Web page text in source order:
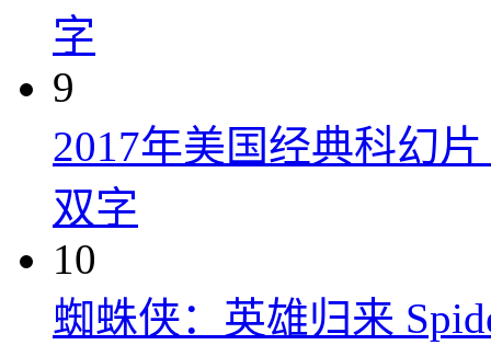
字
9
2017年美国经典科幻
双字
10
蜘蛛侠：英雄归来